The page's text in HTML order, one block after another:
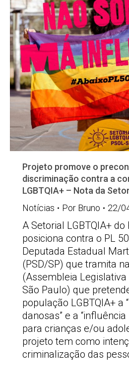
Projeto promove o
discriminação contra a
LGBTQIA+ – Nota da
Notícias
Por Bruno 22/
A Setorial LGBTQIA+ do
posiciona contra o PL
Deputada Estadual
(PSD/SP) que tramita
(Assembleia Legislativa
São Paulo) que
população LGBTQIA+ a
danosas” e a “influência
para crianças e/ou
projeto tem como
criminalização das